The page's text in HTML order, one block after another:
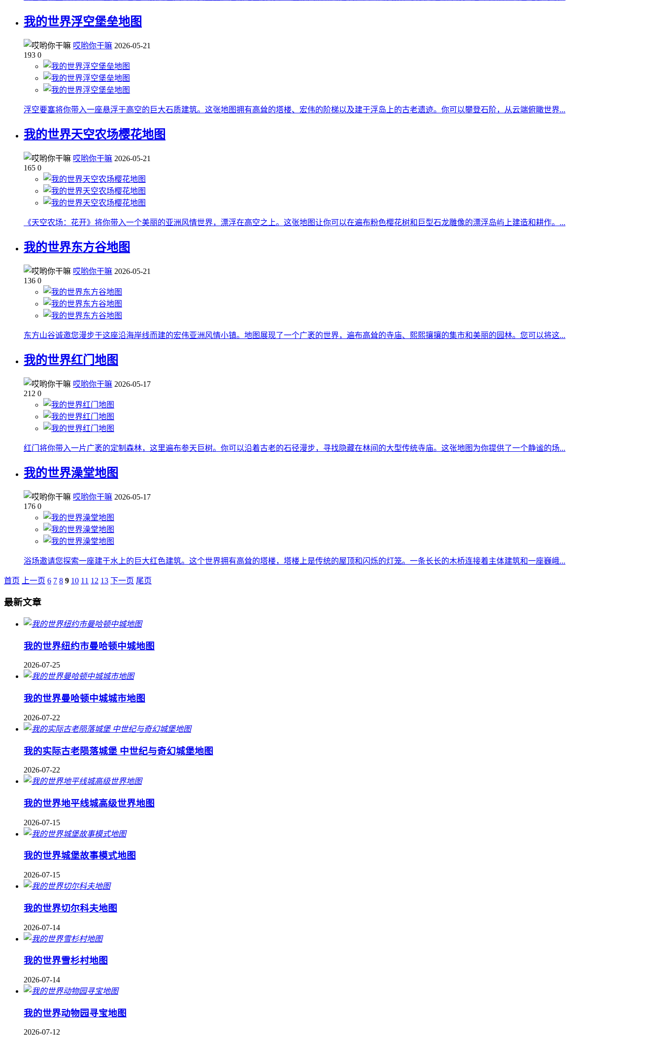
我的世界浮空堡垒地图
哎哟你干嘛 2026-05-21
193 0
浮空要塞将你带入一座悬浮于高空的巨大石质建筑。这张地图拥有高耸的塔楼、宏伟的阶梯以及建于浮岛上的古老遗迹。你可以攀登石阶，从云端俯瞰世界...
我的世界天空农场樱花地图
哎哟你干嘛 2026-05-21
165 0
《天空农场：花开》将你带入一个美丽的亚洲风情世界，漂浮在高空之上。这张地图让你可以在遍布粉色樱花树和巨型石龙雕像的漂浮岛屿上建造和耕作。...
我的世界东方谷地图
哎哟你干嘛 2026-05-21
136 0
东方山谷诚邀您漫步于这座沿海岸线而建的宏伟亚洲风情小镇。地图展现了一个广袤的世界，遍布高耸的寺庙、熙熙攘攘的集市和美丽的园林。您可以将这...
我的世界红门地图
哎哟你干嘛 2026-05-17
212 0
红门将你带入一片广袤的定制森林，这里遍布参天巨树。你可以沿着古老的石径漫步，寻找隐藏在林间的大型传统寺庙。这张地图为你提供了一个静谧的场...
我的世界澡堂地图
哎哟你干嘛 2026-05-17
176 0
浴场邀请您探索一座建于水上的巨大红色建筑。这个世界拥有高耸的塔楼，塔楼上是传统的屋顶和闪烁的灯笼。一条长长的木桥连接着主体建筑和一座巍峨...
首页 上一页 6 7 8 9 10 11 12 13 下一页 尾页
最新文章
我的世界纽约市曼哈顿中城地图
2026-07-25
我的世界曼哈顿中城城市地图
2026-07-22
我的实际古老陨落城堡 中世纪与奇幻城堡地图
2026-07-22
我的世界地平线城高级世界地图
2026-07-15
我的世界城堡故事模式地图
2026-07-15
我的世界切尔科夫地图
2026-07-14
我的世界雪杉村地图
2026-07-14
我的世界动物园寻宝地图
2026-07-12